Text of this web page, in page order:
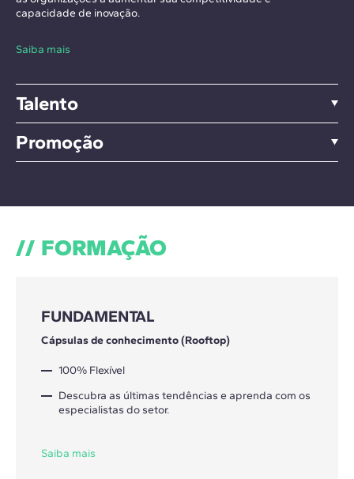
capacidade de inovação.
Saiba mais
Talento
Promoção
FORMAÇÃO
FUNDAMENTAL
Cápsulas de conhecimento (Rooftop)
100% Flexível
Descubra as últimas tendências e aprenda com os
especialistas do setor.
Saiba mais